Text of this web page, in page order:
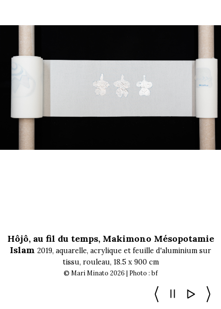
Hôjô, au fil du temps, Makimono Mésopotamie
Islam 2019, aquarelle, acrylique et feuille d'aluminium sur
tissu, rouleau, 18.5 x 900 cm
© Mari Minato 2026 | Photo : bf